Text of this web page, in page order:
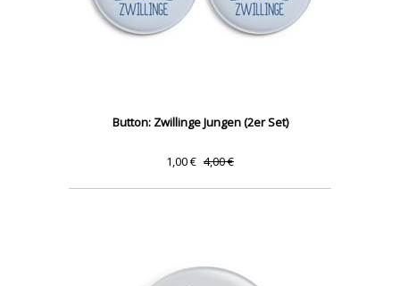
Button: Zwillinge Jungen (2er Set)
1,00 € 4,00 €